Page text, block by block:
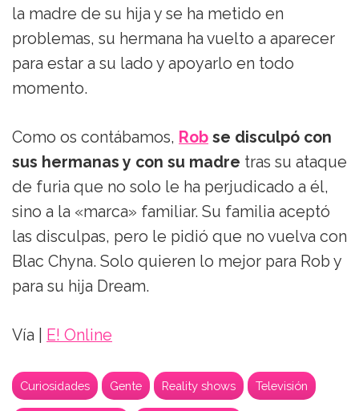
la madre de su hija y se ha metido en
problemas, su hermana ha vuelto a aparecer
para estar a su lado y apoyarlo en todo
momento.
Como os contábamos, Rob se disculpó con
sus hermanas y con su madre tras su ataque
de furia que no solo le ha perjudicado a él,
sino a la «marca» familiar. Su familia aceptó
las disculpas, pero le pidió que no vuelva con
Blac Chyna. Solo quieren lo mejor para Rob y
para su hija Dream.
Vía | E! Online
Curiosidades Gente Reality shows Televisión